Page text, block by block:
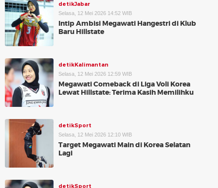
detikJabar
Selasa, 12 Mei 2026 14:52 WIB
Intip Ambisi Megawati Hangestri di Klub
Baru Hillstate
detikKalimantan
Selasa, 12 Mei 2026 12:59 WIB
Megawati Comeback di Liga Voli Korea
Lewat Hillstate: Terima Kasih Memilihku
detikSport
Selasa, 12 Mei 2026 12:10 WIB
Target Megawati Main di Korea Selatan
Lagi
detikSport